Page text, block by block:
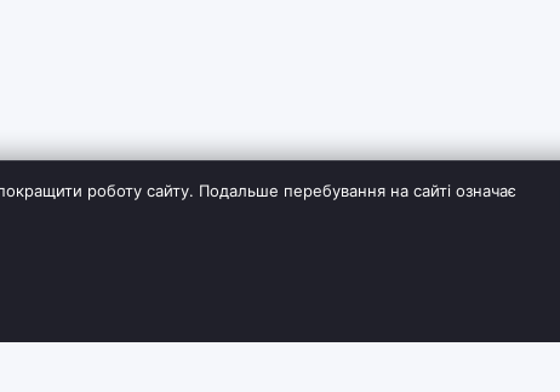
роботу сайту. Подальше перебування на сайті означає